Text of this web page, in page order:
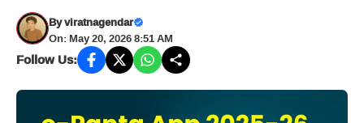
Byviratnagendar
On: May 20, 2026 8:51 AM
Follow Us: